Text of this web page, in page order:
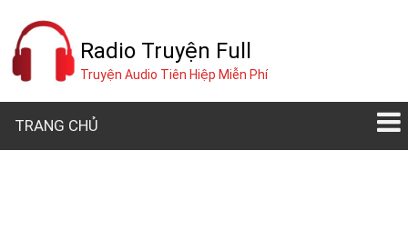
Radio Truyện Full
Truyện Audio Tiên Hiệp Miễn Phí
TRANG CHỦ